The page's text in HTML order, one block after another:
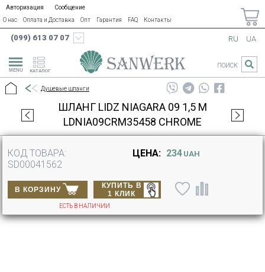
Авторизация
Сообщение
О нас
Оплата и Доставка Опт Гарантия FAQ Контакты
(099) 613 07 07
КАТАЛОГ
RU UA
ПОИСК
Душевые шланги
ШЛАНГ LIDZ NIAGARA 09 1,5 М
LDNIA09CRM35458 CHROME
КОД ТОВАРА:
SD00041562
ЦЕНА: 234 UAH
В КОРЗИНУ
КУПИТЬ В
1 КЛИК
ЕСТЬ В НАЛИЧИИ